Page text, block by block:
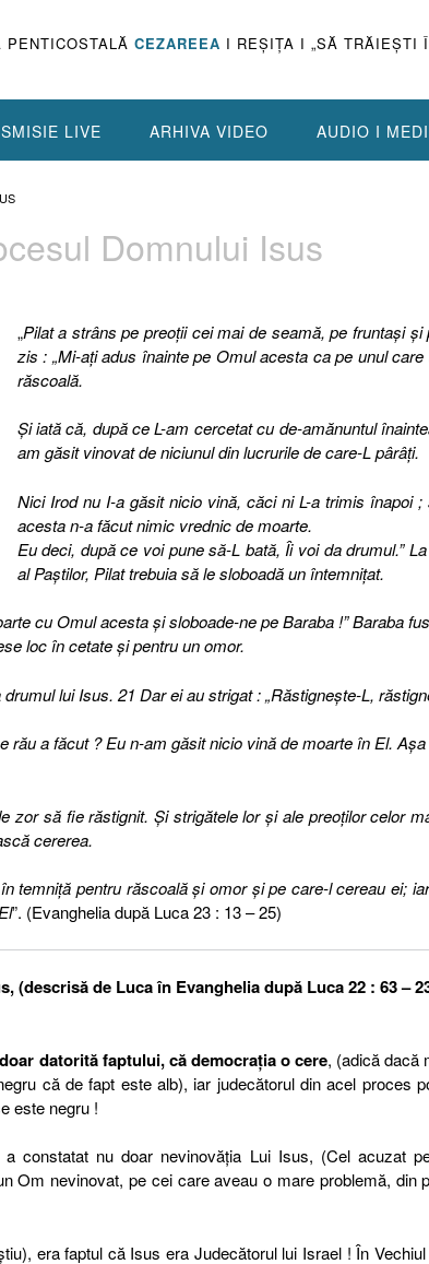
PENTICOSTALĂ CEZAREEA I REŞIŢA I „SĂ TRĂIEŞTI
LIVE ARHIVA VIDEO AUDIO I
Domnului Isus
„Pilat a strâns pe preoţii cei mai de seamă, pe fruntaşi şi
zis : „Mi-aţi adus înainte pe Omul acesta ca pe unul care
răscoală.
Şi iată că, după ce L-am cercetat cu de-amănuntul
am găsit vinovat de niciunul din lucrurile de care-L pârâţi.
Nici Irod nu I-a găsit nicio vină, căci ni L-a trimis înapoi
acesta n-a făcut nimic vrednic de moarte.
Eu deci, după ce voi pune să-L bată, Îi voi da drumul.”
al Paştilor, Pilat trebuia să le sloboadă un întemniţat.
cu Omul acesta şi sloboade-ne pe Baraba !” Baraba
loc în cetate şi pentru un omor.
lui Isus. 21 Dar ei au strigat : „Răstigneşte-L,
rău a făcut ? Eu n-am găsit nicio vină de moarte în El.
zor să fie răstignit. Şi strigătele lor şi ale preoţilor celor
cererea.
temniţă pentru răscoală şi omor şi pe care-l cereau ei;
”. (Evanghelia după Luca 23 : 13 – 25)
(descrisă de Luca în Evanghelia după Luca 22 : 63 –
doar datorită faptului, că democraţia o cere, (adică dacă
că de fapt este alb), iar judecătorul din acel proces
este negru !
constatat nu doar nevinovăţia Lui Isus, (Cel acuzat
Om nevinovat, pe cei care aveau o mare problemă, din
era faptul că Isus era Judecătorul lui Israel ! În